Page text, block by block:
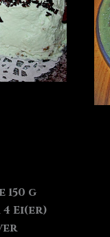
g
Ei(er)